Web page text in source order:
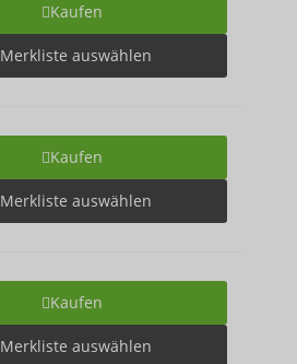
Kaufen
Merkliste auswählen
Kaufen
Merkliste auswählen
Kaufen
Merkliste auswählen